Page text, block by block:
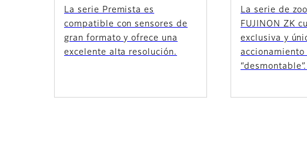
La serie Premista es
compatible con sensores de
gran formato y ofrece una
excelente alta resolución.
La serie de
FUJINON ZK
exclusiva y
accionamiento
“desmontable”.